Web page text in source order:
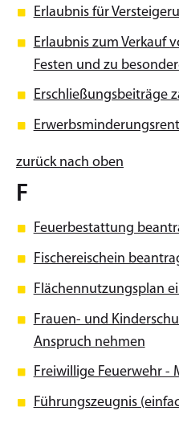
Erlaubnis für
Erlaubnis zum Verkauf
Festen und zu
Erschließungsbeiträge
zurück nach oben
F
Feuerbestattung
Fischereischein
Flächennutzungsplan
Frauen- und
Anspruch nehmen
Freiwillige Feuerwehr -
Führungszeugnis